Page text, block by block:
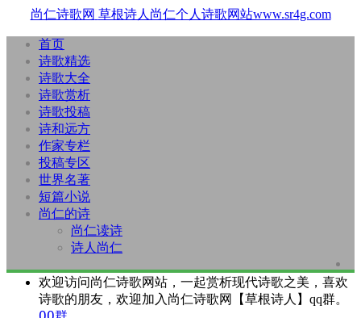
尚仁诗歌网 草根诗人尚仁个人诗歌网站www.sr4g.com
首页
诗歌精选
诗歌大全
诗歌赏析
诗歌投稿
诗和远方
作家专栏
投稿专区
世界名著
短篇小说
尚仁的诗
尚仁读诗
诗人尚仁
欢迎访问尚仁诗歌网站，一起赏析现代诗歌之美，喜欢
诗歌的朋友，欢迎加入尚仁诗歌网【草根诗人】qq群。